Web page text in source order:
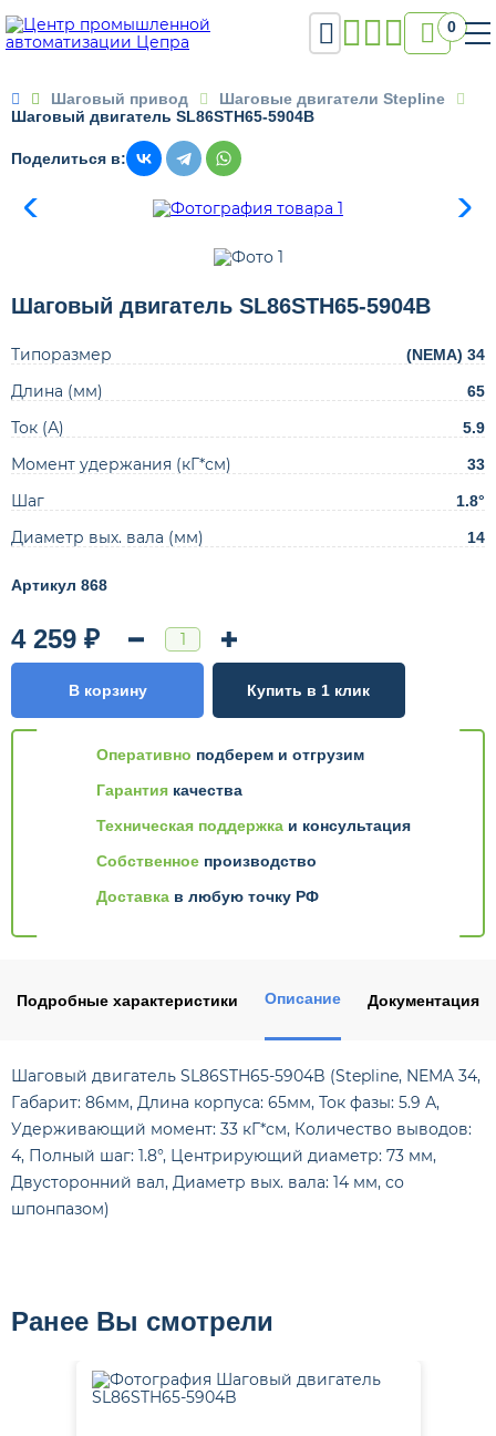
 0
 Шаговый привод
Шаговые двигатели Stepline
Шаговый двигатель SL86STH65-5904B
Поделиться в:
Шаговый двигатель SL86STH65-5904B
Типоразмер (NEMA) 34
Длина (мм) 65
Ток (А) 5.9
Момент удержания (кГ*см) 33
Шаг 1.8°
Диаметр вых. вала (мм) 14
Артикул 868
Оперативно подберем и отгрузим
Гарантия качества
Техническая поддержка и консультация
Собственное производство
Доставка в любую точку РФ
4 259 ₽
В корзину Купить в 1 клик
Подробные характеристики Описание Документация
Шаговый двигатель SL86STH65-5904B (Stepline, NEMA 34,
Габарит: 86мм, Длина корпуса: 65мм, Ток фазы: 5.9 А,
Удерживающий момент: 33 кГ*см, Количество выводов:
4, Полный шаг: 1.8°, Центрирующий диаметр: 73 мм,
Двусторонний вал, Диаметр вых. вала: 14 мм, со
шпонпазом)
Ранее Вы смотрели